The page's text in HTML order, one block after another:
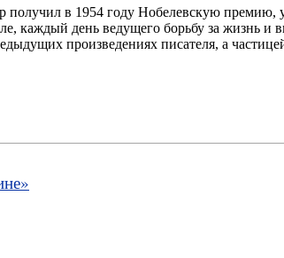
в 1954 году Нобелевскую премию,
каждый день ведущего борьбу за жизнь и
произведениях писателя, а
»